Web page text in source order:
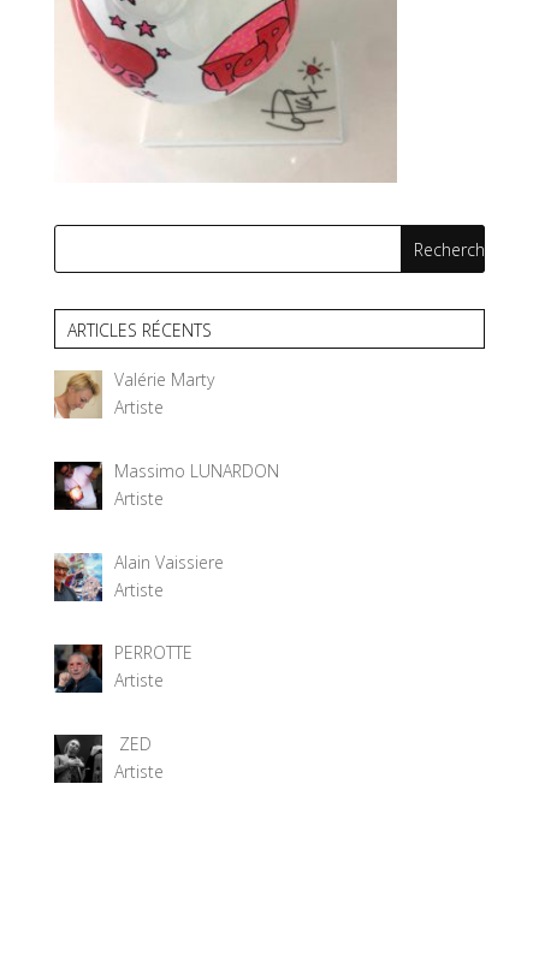
ARTICLES RÉCENTS
Valérie Marty
Artiste
Massimo LUNARDON
Artiste
Alain Vaissiere
Artiste
PERROTTE
Artiste
ZED
Artiste